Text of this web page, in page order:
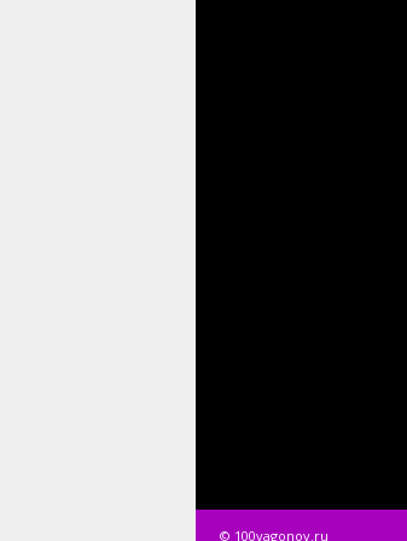
© 100vagonov.ru